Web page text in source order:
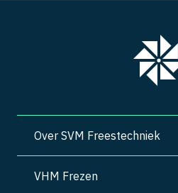
Over SVM Freestechniek
VHM Frezen